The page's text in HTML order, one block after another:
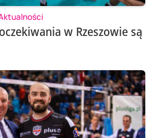
w Rzeszowie są